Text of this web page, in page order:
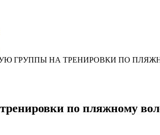
ГРУППЫ НА ТРЕНИРОВКИ ПО
по пляжному